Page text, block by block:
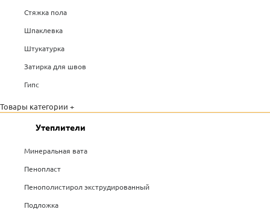
Стяжка пола
Шпаклевка
Штукатурка
Затирка для швов
Гипс
Товары категории +
Утеплители
Минеральная вата
Пенопласт
Пенополистирол экструдированный
Подложка